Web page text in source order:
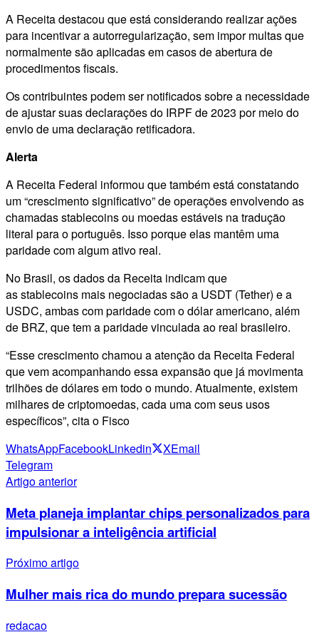
A Receita destacou que está considerando realizar ações
para incentivar a autorregularização, sem impor multas que
normalmente são aplicadas em casos de abertura de
procedimentos fiscais.
Os contribuintes podem ser notificados sobre a necessidade
de ajustar suas declarações do IRPF de 2023 por meio do
envio de uma declaração retificadora.
Alerta
A Receita Federal informou que também está constatando
um “crescimento significativo” de operações envolvendo as
chamadas stablecoins ou moedas estáveis na tradução
literal para o português. Isso porque elas mantêm uma
paridade com algum ativo real.
No Brasil, os dados da Receita indicam que
as stablecoins mais negociadas são a USDT (Tether) e a
USDC, ambas com paridade com o dólar americano, além
de BRZ, que tem a paridade vinculada ao real brasileiro.
“Esse crescimento chamou a atenção da Receita Federal
que vem acompanhando essa expansão que já movimenta
trilhões de dólares em todo o mundo. Atualmente, existem
milhares de criptomoedas, cada uma com seus usos
específicos”, cita o Fisco
WhatsAppFacebookLinkedin XEmail
Telegram
Artigo anterior
Meta planeja implantar chips personalizados para
impulsionar a inteligência artificial
Próximo artigo
Mulher mais rica do mundo prepara sucessão
redacao